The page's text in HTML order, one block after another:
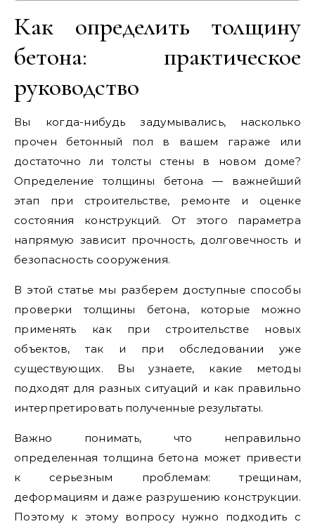
Как определить толщину
бетона: практическое
руководство
Вы когда-нибудь задумывались, насколько
прочен бетонный пол в вашем гараже или
достаточно ли толсты стены в новом доме?
Определение толщины бетона — важнейший
этап при строительстве, ремонте и оценке
состояния конструкций. От этого параметра
напрямую зависит прочность, долговечность и
безопасность сооружения.
В этой статье мы разберем доступные способы
проверки толщины бетона, которые можно
применять как при строительстве новых
объектов, так и при обследовании уже
существующих. Вы узнаете, какие методы
подходят для разных ситуаций и как правильно
интерпретировать полученные результаты.
Важно понимать, что неправильно
определенная толщина бетона может привести
к серьезным проблемам: трещинам,
деформациям и даже разрушению конструкции.
Поэтому к этому вопросу нужно подходить с